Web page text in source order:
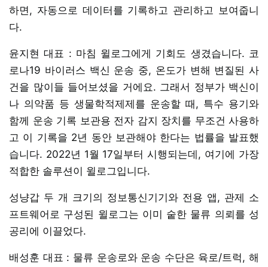
하면, 자동으로 데이터를 기록하고 관리하고 보여줍니
다.
윤지현 대표 : 마침 윌로그에게 기회도 생겼습니다. 코
로나19 바이러스 백신 운송 중, 온도가 변해 변질된 사
건을 많이들 들어보셨을 거에요. 그래서 정부가 백신이
나 의약품 등 생물학적제제를 운송할 때, 특수 용기와
함께 운송 기록 보관용 전자 감지 장치를 무조건 사용하
고 이 기록을 2년 동안 보관해야 한다는 법률을 발표했
습니다. 2022년 1월 17일부터 시행되는데, 여기에 가장
적합한 솔루션이 윌로그입니다.
성냥갑 두 개 크기의 정보통신기기와 전용 앱, 관제 소
프트웨어로 구성된 윌로그는 이미 숱한 물류 의뢰를 성
공리에 이끌었다.
배성훈 대표 : 물류 운송로와 운송 수단은 육로/트럭, 해